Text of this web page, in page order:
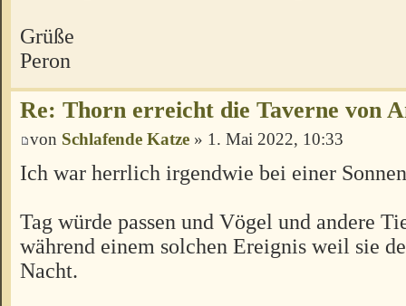
Grüße
Peron
Re: Thorn erreicht die Taverne von
von Schlafende Katze » 1. Mai 2022, 10:33
Ich war herrlich irgendwie bei einer
Tag würde passen und Vögel und andere
während einem solchen Ereignis weil sie
Nacht.